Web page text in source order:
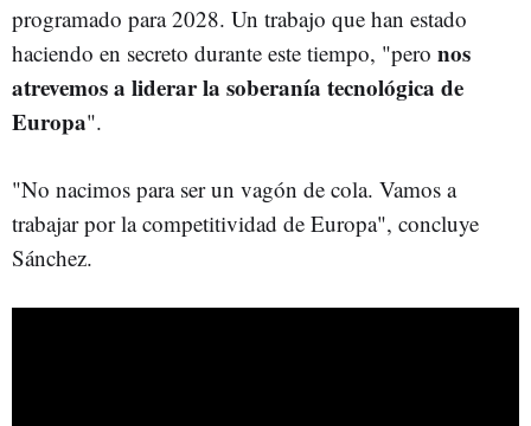
programado para 2028. Un trabajo que han estado
haciendo en secreto durante este tiempo, "pero nos
atrevemos a liderar la soberanía tecnológica de
Europa".
"No nacimos para ser un vagón de cola. Vamos a
trabajar por la competitividad de Europa", concluye
Sánchez.